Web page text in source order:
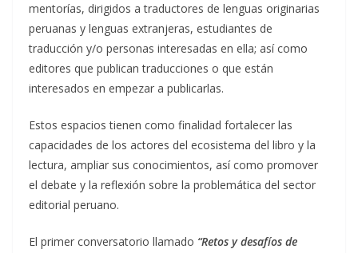
mentorías, dirigidos a traductores de lenguas originarias
peruanas y lenguas extranjeras, estudiantes de
traducción y/o personas interesadas en ella; así como
editores que publican traducciones o que están
interesados en empezar a publicarlas.
Estos espacios tienen como finalidad fortalecer las
capacidades de los actores del ecosistema del libro y la
lectura, ampliar sus conocimientos, así como promover
el debate y la reflexión sobre la problemática del sector
editorial peruano.
El primer conversatorio llamado “Retos y desafíos de